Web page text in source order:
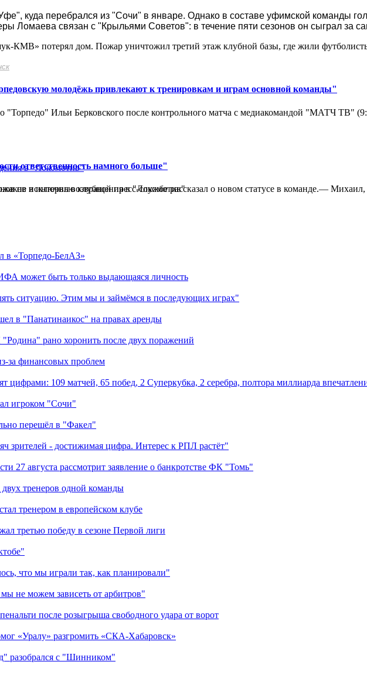
КМВ» потерял дом. Пожар уничтожил третий этаж клубной базы, где жили
молодёжь привлекают к тренировкам и играм основной команды"
"Торпедо" Ильи Берковского после контрольного матча с медиакомандой "МАТЧ ТВ"
ответственность намного больше"
в интервью клубной пресс-службе рассказал о новом статусе в команде.—
куда перебрался из "Сочи" в январе. Однако в составе уфимской команды
Ломаева связан с "Крыльями Советов": в течение пяти сезонов он сыграл за
не исключил возвращения в "Локомотив"
в «Торпедо-БелАЗ»
может быть только выдающаяся личность
ситуацию. Этим мы и займёмся в последующих играх"
в "Панатинаикос" на правах аренды
рано хоронить после двух поражений
за финансовых проблем
109 матчей, 65 побед, 2 Суперкубка, 2 серебра, полтора миллиарда
игроком "Сочи"
перешёл в "Факел"
зрителей - достижимая цифра. Интерес к РПЛ растёт"
27 августа рассмотрит заявление о банкротстве ФК "Томь"
двух тренеров одной команды
тренером в европейском клубе
третью победу в сезоне Первой лиги
что мы играли так, как планировали"
не можем зависеть от арбитров"
после розыгрыша свободного удара от ворот
«Уралу» разгромить «СКА-Хабаровск»
с "Шинником"